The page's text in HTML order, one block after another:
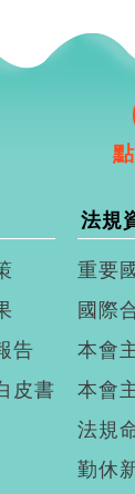
告
皮書
法規
重要
國際
本會
本會
法規
勤休